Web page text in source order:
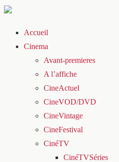
Accueil
Cinema
Avant-premieres
A l’affiche
CineActuel
CineVOD/DVD
CineVintage
CineFestival
CinéTV
CinéTVSéries